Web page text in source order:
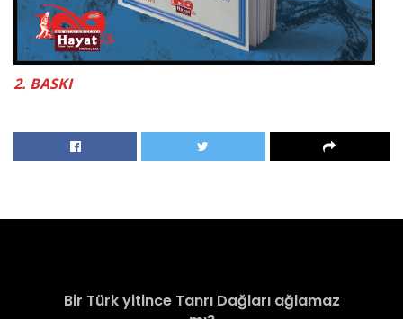
2. BASKI
Bir Türk yitince Tanrı Dağları ağlamaz